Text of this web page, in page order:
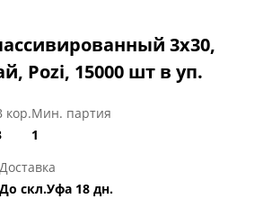
3х30,
Pozi, 15000 шт в уп.
кор.Мин. партия
1
Доставка
До скл.Уфа 18 дн.